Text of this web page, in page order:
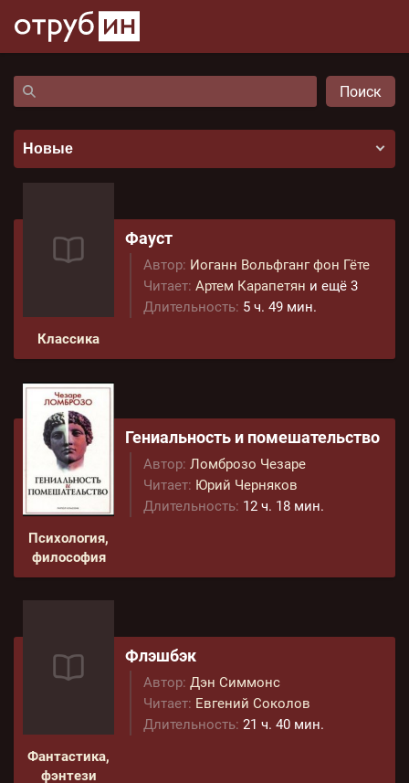
Поиск
Классика
Фауст
Автор: Иоганн Вольфганг фон Гёте
Читает: Артем Карапетян и ещё 3
Длительность: 5 ч. 49 мин.
Психология,
философия
Гениальность и помешательство
Автор: Ломброзо Чезаре
Читает: Юрий Черняков
Длительность: 12 ч. 18 мин.
Фантастика,
фэнтези
Флэшбэк
Автор: Дэн Симмонс
Читает: Евгений Соколов
Длительность: 21 ч. 40 мин.